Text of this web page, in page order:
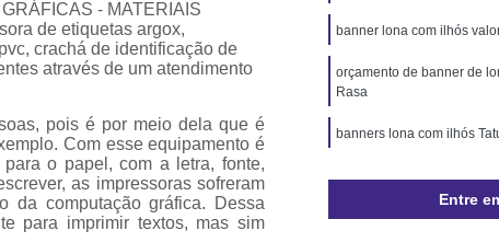
Cordão de Crachá Personalizado Pará
Cordão para Crachá com Trava de Segurança Rio
Cordão Personalizado Crachá Santa
Cordão Personalizado para Crachá Rio Grande
Cordão Personalizado Santa Catarina
Fita para Crachá Personalizada Minas Gerais
Crachá
Crachá de Empresa
- MATERIAIS
de etiquetas argox,
crachá de identificação de
através de um atendimento
pois é por meio dela que é
Com esse equipamento é
o papel, com a letra, fonte,
as impressoras sofreram
da computação gráfica. Dessa
para imprimir textos, mas sim
banner lona com ilhós
orçamento de banner de
Rasa
banners lona com ilhós
Entre